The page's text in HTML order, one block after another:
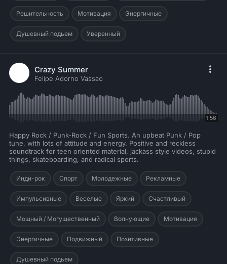
Решительность Мотивация Энергичные
Душевный подьем Уверенный
Crazy Summer
Felipe Adorno Vassao
1:56
Happy Rock / Punk-Rock / Fun Sports. An upbeat Punk / Pop
tune, with lots of attitude and energy. Positive and reckless
soundtrack for teen oriented material, jackass style videos, stupid
things, skateboarding, and radical sports.
Инди-рок Спорт Молодежные Рекламные
Импульсивные Веселые Яркий Счастливый
Мощный / Могущественный Волнующие Мотивация
Энергичные Подвижный Позитивные
Душевный подьем